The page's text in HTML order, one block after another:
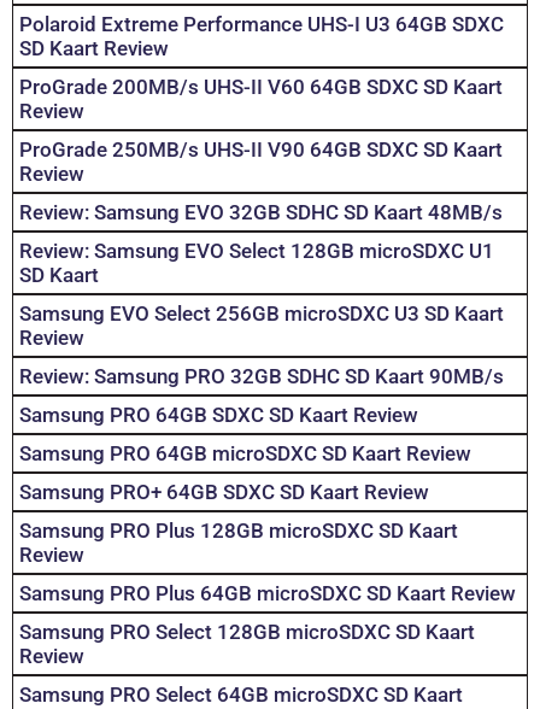
Polaroid Extreme Performance UHS-I U3 64GB SDXC
SD Kaart Review
ProGrade 200MB/s UHS-II V60 64GB SDXC SD Kaart
Review
ProGrade 250MB/s UHS-II V90 64GB SDXC SD Kaart
Review
Review: Samsung EVO 32GB SDHC SD Kaart 48MB/s
Review: Samsung EVO Select 128GB microSDXC U1
SD Kaart
Samsung EVO Select 256GB microSDXC U3 SD Kaart
Review
Review: Samsung PRO 32GB SDHC SD Kaart 90MB/s
Samsung PRO 64GB SDXC SD Kaart Review
Samsung PRO 64GB microSDXC SD Kaart Review
Samsung PRO+ 64GB SDXC SD Kaart Review
Samsung PRO Plus 128GB microSDXC SD Kaart
Review
Samsung PRO Plus 64GB microSDXC SD Kaart Review
Samsung PRO Select 128GB microSDXC SD Kaart
Review
Samsung PRO Select 64GB microSDXC SD Kaart